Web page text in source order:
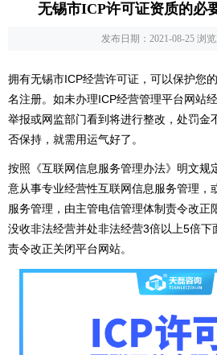
无锡市ICP许可证资质的必
发布日期：2021-08-25 浏
拥有无锡市ICP经营许可证，可以保护您
名注册。如未办理ICP经营管理平台网站
举报或网监部门看到将进行整改，处罚金
否保持，就需用运气好了。
按照《互联网信息服务管理办法》明文规
意从事专业经营性互联网信息服务管理，
服务管理，由主管电信管理体制责令改正
没收非法经营并处非法经营3倍以上5倍下
责令改正关闭平台网站。